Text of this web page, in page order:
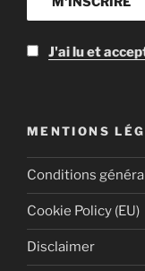
J'ai lu et
MENTIONS
Conditions
Cookie Policy (EU)
Disclaimer